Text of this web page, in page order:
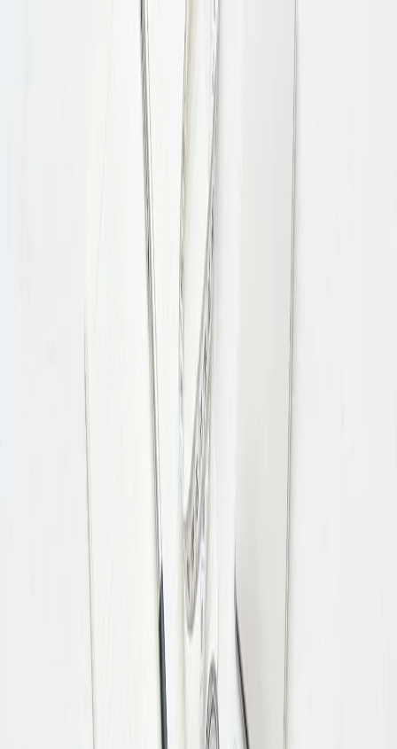
Доказательно о здоровье
Как рассчитать суточную норму калорий:
12 июня 2026 г.
Как рассчитать суточную
норму калорий: пошаговая
инструкция
Объясняем, как рассчитать суточную норму калорий по
формуле, учесть активность и цель, и грамотно использовать
калорийность для контроля веса.
тобы управлять своим весом осознанно, полезно
понимать, сколько энергии организм тратит за
сутки и сколько получает с едой. Суточная норма калорий
– это не строгая догма, а ориентир, который помогает
выстроить питание под конкретную цель: удержать вес,
мягко похудеть или набрать массу. Разберём, как
посчитать эту цифру и не запутаться в формулах.
Калория – это единица энергии. Организм тратит её на
работу сердца, дыхание, поддержание температуры тела и
любую физическую активность. Даже когда вы лежите и
ничего не делаете, тело расходует энергию – это и есть
базовый обмен веществ.
Что такое базовый обмен веществ